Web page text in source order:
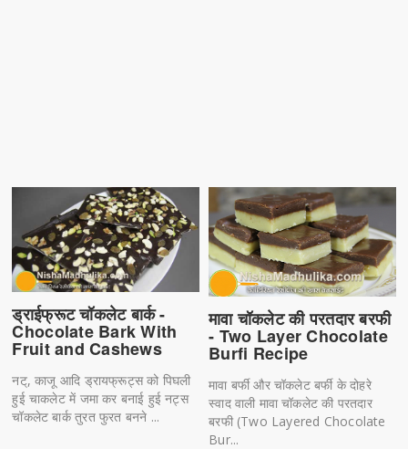
ड्राईफ्रूट चॉकलेट बार्क -
Chocolate Bark With
Fruit and Cashews
नट्, काजू आदि ड्रायफ्रूट्स को पिघली
हुई चाकलेट में जमा कर बनाई हुई नट्स
चॉकलेट बार्क तुरत फुरत बनने ...
मावा चॉकलेट की परतदार बरफी
- Two Layer Chocolate
Burfi Recipe
मावा बर्फी और चॉकलेट बर्फी के दोहरे
स्वाद वाली मावा चॉकलेट की परतदार
बरफी (Two Layered Chocolate
Bur...